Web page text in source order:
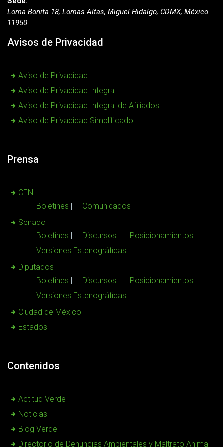
Loma Bonita 18, Lomas Altas, Miguel Hidalgo, CDMX, México
11950
Avisos de Privacidad
Aviso de Privacidad
Aviso de Privacidad Integral
Aviso de Privacidad Integral de Afiliados
Aviso de Privacidad Simplificado
Prensa
CEN
Boletines
Comunicados
Senado
Boletines
Discursos
Posicionamientos
Versiones Estenográficas
Diputados
Boletines
Discursos
Posicionamientos
Versiones Estenográficas
Ciudad de México
Estados
Contenidos
Actitud Verde
Noticias
Blog Verde
Directorio de Denuncias Ambientales y Maltrato Animal